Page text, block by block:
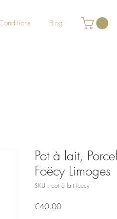
Blog
Pot à lait,
Foëcy Limoges
SKU : pot à lait foecy
€40.00Prix